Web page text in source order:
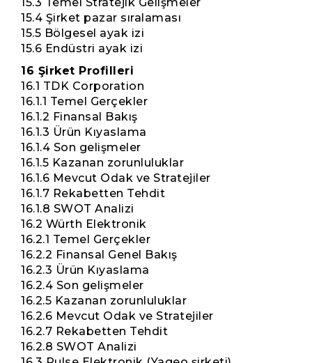
15.4 Şirket pazar sıralaması
15.5 Bölgesel ayak izi
15.6 Endüstri ayak izi
16 Şirket Profilleri
16.1 TDK Corporation
16.1.1 Temel Gerçekler
16.1.2 Finansal Bakış
16.1.3 Ürün Kıyaslama
16.1.4 Son gelişmeler
16.1.5 Kazanan zorunluluklar
16.1.6 Mevcut Odak ve Stratejiler
16.1.7 Rekabetten Tehdit
16.1.8 SWOT Analizi
16.2 Würth Elektronik
16.2.1 Temel Gerçekler
16.2.2 Finansal Genel Bakış
16.2.3 Ürün Kıyaslama
16.2.4 Son gelişmeler
16.2.5 Kazanan zorunluluklar
16.2.6 Mevcut Odak ve Stratejiler
16.2.7 Rekabetten Tehdit
16.2.8 SWOT Analizi